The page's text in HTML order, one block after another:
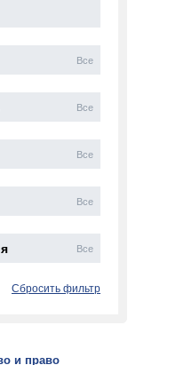
и право
Все
Все
Все
Все
Все
Сбросить фильтр